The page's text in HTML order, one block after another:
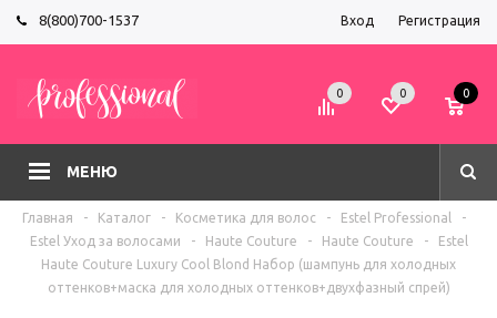
8(800)700-1537 Вход Регистрация
МЕНЮ
0 0 0
Главная - Каталог - Косметика для волос - Estel Professional
-
Estel Уход за волосами
- Haute Couture - Haute Couture -
Estel
Haute Couture Luxury Cool Blond Набор (шампунь для холодных
оттенков+маска для холодных оттенков+двухфазный спрей)